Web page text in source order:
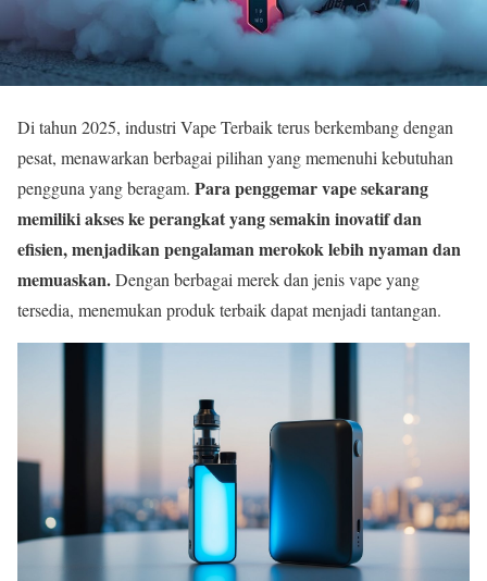
Di tahun 2025, industri Vape Terbaik terus berkembang dengan
pesat, menawarkan berbagai pilihan yang memenuhi kebutuhan
pengguna yang beragam. Para penggemar vape sekarang
memiliki akses ke perangkat yang semakin inovatif dan
efisien, menjadikan pengalaman merokok lebih nyaman dan
memuaskan.Dengan berbagai merek dan jenis vape yang
tersedia, menemukan produk terbaik dapat menjadi tantangan.